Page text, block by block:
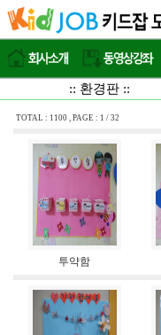
:: 환경판 ::
TOTAL : 1100 , PAGE : 1 / 32
투약함